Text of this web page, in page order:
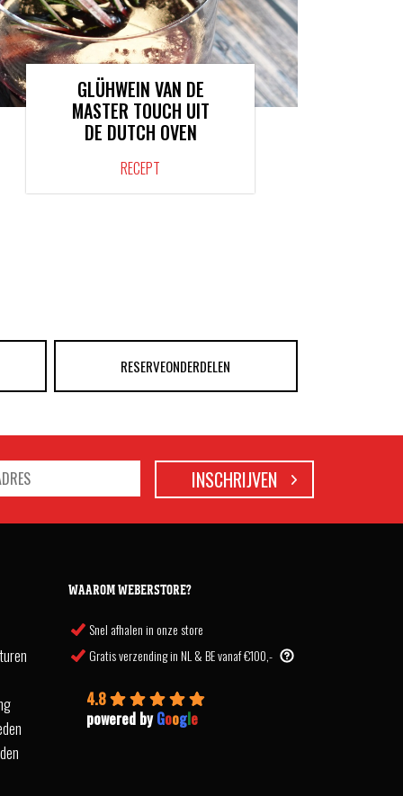
GLÜHWEIN VAN DE
MASTER TOUCH UIT
DE DUTCH OVEN
RECEPT
RESERVEONDERDELEN
WAAROM WEBERSTORE?
Snel afhalen in onze store
Gratis verzending in NL & BE vanaf €100,-
4.8
powered byGoogle